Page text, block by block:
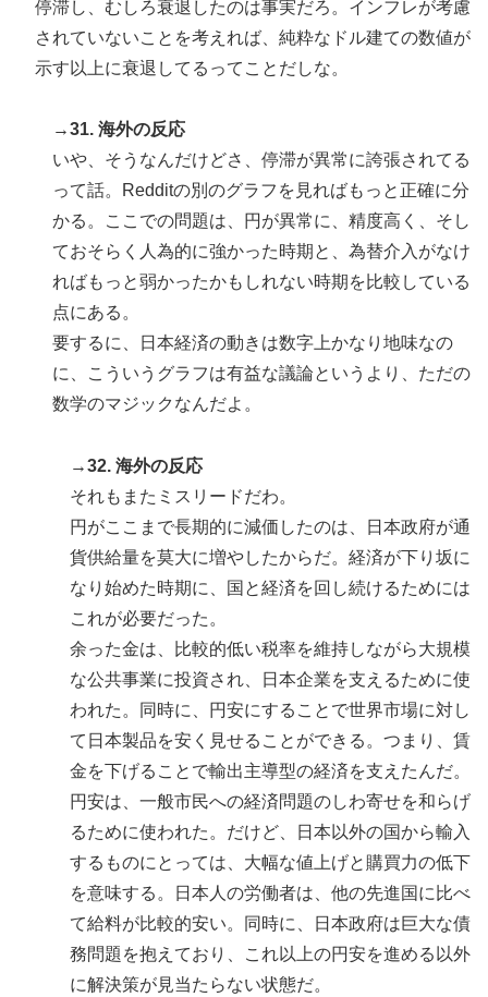
停滞し、むしろ衰退したのは事実だろ。インフレが考慮
されていないことを考えれば、純粋なドル建ての数値が
示す以上に衰退してるってことだしな。
→31. 海外の反応
いや、そうなんだけどさ、停滞が異常に誇張されてる
って話。Redditの別のグラフを見ればもっと正確に分
かる。ここでの問題は、円が異常に、精度高く、そし
ておそらく人為的に強かった時期と、為替介入がなけ
ればもっと弱かったかもしれない時期を比較している
点にある。
要するに、日本経済の動きは数字上かなり地味なの
に、こういうグラフは有益な議論というより、ただの
数学のマジックなんだよ。
→32. 海外の反応
それもまたミスリードだわ。
円がここまで長期的に減価したのは、日本政府が通
貨供給量を莫大に増やしたからだ。経済が下り坂に
なり始めた時期に、国と経済を回し続けるためには
これが必要だった。
余った金は、比較的低い税率を維持しながら大規模
な公共事業に投資され、日本企業を支えるために使
われた。同時に、円安にすることで世界市場に対し
て日本製品を安く見せることができる。つまり、賃
金を下げることで輸出主導型の経済を支えたんだ。
円安は、一般市民への経済問題のしわ寄せを和らげ
るために使われた。だけど、日本以外の国から輸入
するものにとっては、大幅な値上げと購買力の低下
を意味する。日本人の労働者は、他の先進国に比べ
て給料が比較的安い。同時に、日本政府は巨大な債
務問題を抱えており、これ以上の円安を進める以外
に解決策が見当たらない状態だ。